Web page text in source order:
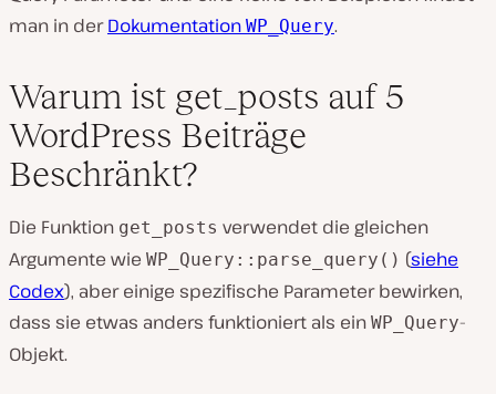
man in derDokumentation WP_Query.
Warum ist get_posts auf 5
WordPress Beiträge
Beschränkt?
Die Funktion get_posts verwendet die gleichen
Argumente wie WP_Query::parse_query() (siehe
Codex), aber einige spezifische Parameter bewirken,
dass sie etwas anders funktioniert als ein WP_Query-
Objekt.